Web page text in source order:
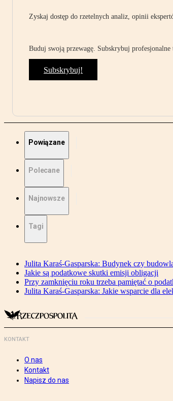
Zyskaj dostęp do rzetelnych analiz, opinii
Buduj swoją przewagę. Subskrybuj
Subskrybuj!
Powiązane
Polecane
Najnowsze
Tagi
Julita Karaś-Gasparska: Budynek czy
Jakie są podatkowe skutki emisji obligacji
Przy zamknięciu roku trzeba pamiętać o
Julita Karaś-Gasparska: Jakie wsparcie dla
KONTAKT
O nas
Kontakt
Napisz do nas